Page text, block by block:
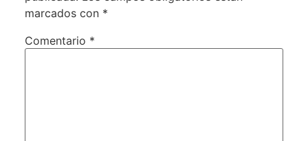
marcados con *
Comentario *